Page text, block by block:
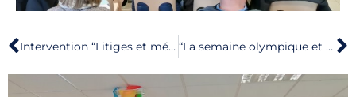
Intervention “Litiges et médiation du sport” “La semaine olympique et paralympique s’est tenue du 3 au 8 avril 2023.”